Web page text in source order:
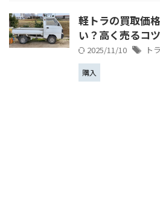
軽トラの買取価
い？高く売るコ
2025/11/10 ト
購入